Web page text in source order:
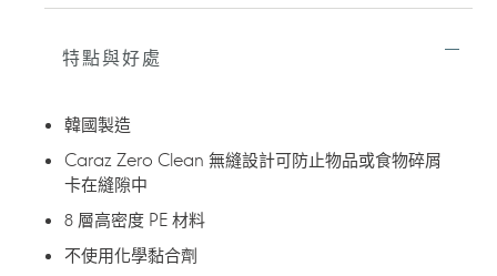
產
物
特點與好處
韓國製造
Caraz Zero Clean 無縫設計可防止物品或食物碎屑
卡在縫隙中
8 層高密度 PE 材料
不使用化學黏合劑